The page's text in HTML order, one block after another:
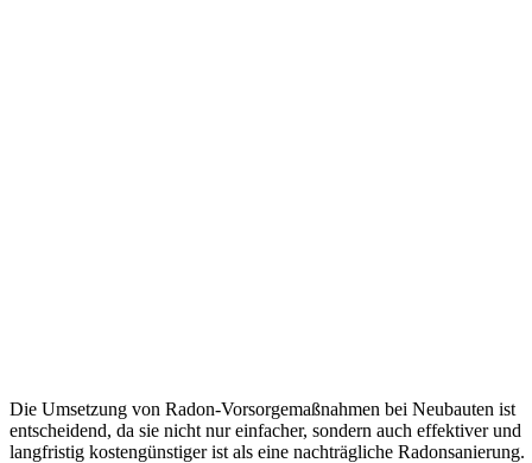
Die Umsetzung von Radon-Vorsorgemaßnahmen bei Neubauten ist
entscheidend, da sie nicht nur einfacher, sondern auch effektiver und
langfristig kostengünstiger ist als eine nachträgliche Radonsanierung.